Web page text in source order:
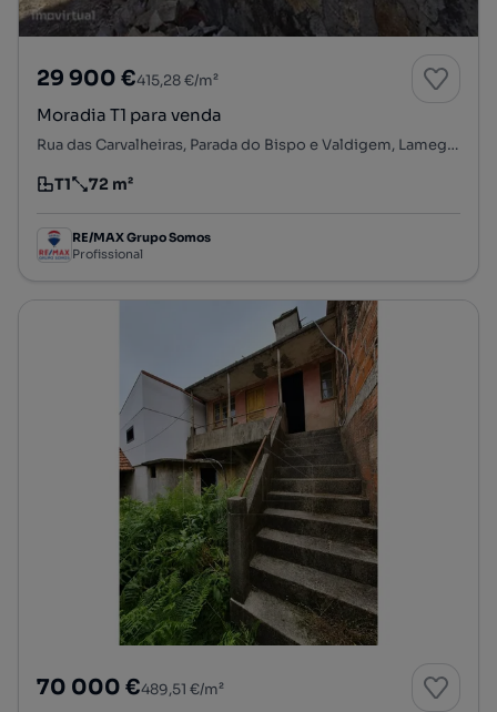
29 900 €415,28 €/m²
Moradia T1 para venda
Rua das Carvalheiras, Parada do Bispo e Valdigem, Lamego, Viseu
Tipologia
T1
Preço por metro quadrado
72 m²
RE/MAX Grupo Somos
Profissional
70 000 €489,51 €/m²